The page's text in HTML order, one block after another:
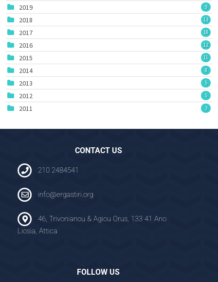
2019 9
2018 13
2017 18
2016 12
2015 11
2014 8
2013 5
2012 5
2011 3
CONTACT US
210 2484541
info@ergastiri.org
46, Trivonianou & Agiou Orus, 133 41 Ano
Liosia, Attica
FOLLOW US